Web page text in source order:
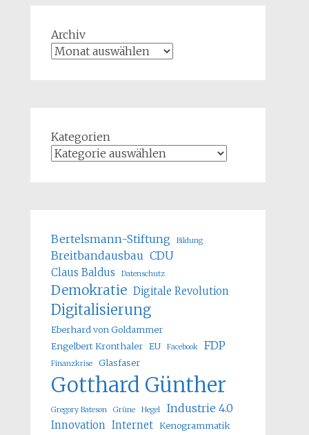
Archiv
Kategorien
Bertelsmann-Stiftung Bildung
Breitbandausbau CDU
Claus Baldus Datenschutz
Demokratie Digitale Revolution
Digitalisierung
Eberhard von Goldammer
Engelbert Kronthaler EU Facebook FDP
Finanzkrise Glasfaser
Gotthard Günther
Gregory Bateson Grüne Hegel Industrie 4.0
Innovation Internet Kenogrammatik